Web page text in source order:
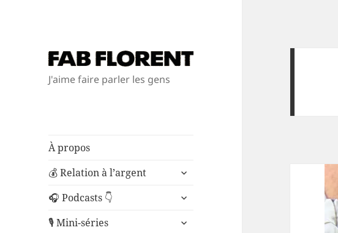
J'aime faire parler les gens
À propos
💰 Relation à l’argent
ouvrir
sous-
🎧 Podcasts 👇
ouvrir
sous-
🎙️ Mini-séries
ouvrir